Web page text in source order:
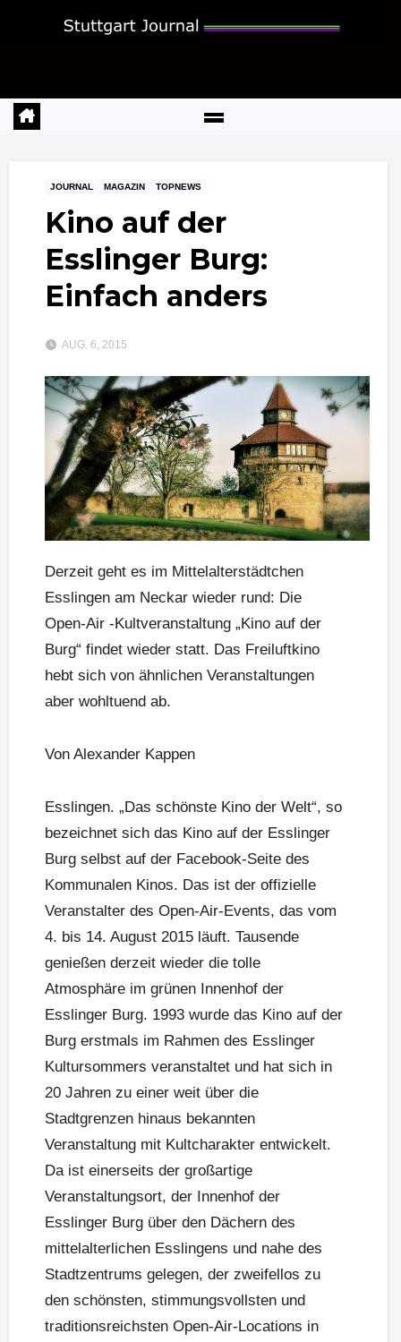
JOURNAL MAGAZIN TOPNEWS
Kino auf der
Esslinger Burg:
Einfach anders
AUG. 6, 2015
Derzeit geht es im Mittelalterstädtchen
Esslingen am Neckar wieder rund: Die
Open-Air -Kultveranstaltung „Kino auf der
Burg“ findet wieder statt. Das Freiluftkino
hebt sich von ähnlichen Veranstaltungen
aber wohltuend ab.
Von Alexander Kappen
Esslingen. „Das schönste Kino der Welt“, so
bezeichnet sich das Kino auf der Esslinger
Burg selbst auf der Facebook-Seite des
Kommunalen Kinos. Das ist der offizielle
Veranstalter des Open-Air-Events, das vom
4. bis 14. August 2015 läuft. Tausende
genießen derzeit wieder die tolle
Atmosphäre im grünen Innenhof der
Esslinger Burg. 1993 wurde das Kino auf der
Burg erstmals im Rahmen des Esslinger
Kultursommers veranstaltet und hat sich in
20 Jahren zu einer weit über die
Stadtgrenzen hinaus bekannten
Veranstaltung mit Kultcharakter entwickelt.
Da ist einerseits der großartige
Veranstaltungsort, der Innenhof der
Esslinger Burg über den Dächern des
mittelalterlichen Esslingens und nahe des
Stadtzentrums gelegen, der zweifellos zu
den schönsten, stimmungsvollsten und
traditionsreichsten Open-Air-Locations in